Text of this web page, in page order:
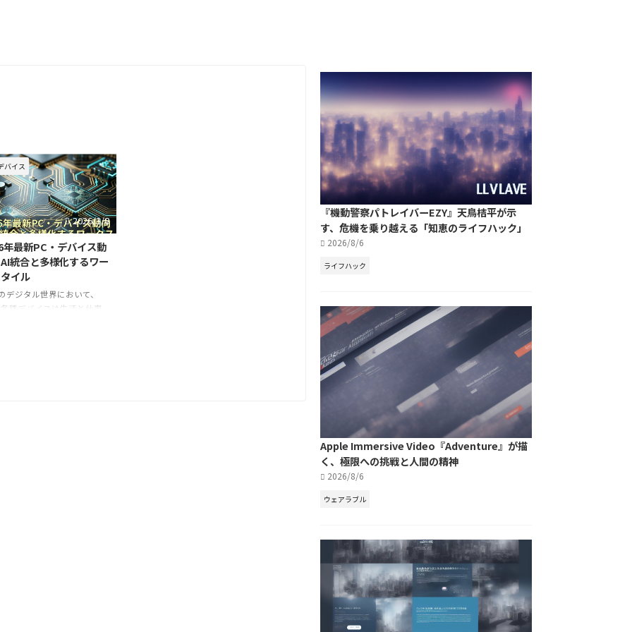
バイス
2026/3/8
年最新PC・デバイス動
統合と多様化するワー
イル
デジタル世界において、
種デバイスは生活と仕事
『機動警察パトレイバーEZY』天鳥桔平が示
す、危機を乗り越える「知恵のライフハック」
2026/8/6
ライフハック
Apple Immersive Video『Adventure』が描
く、極限への挑戦と人間の精神
2026/8/6
ウェアラブル